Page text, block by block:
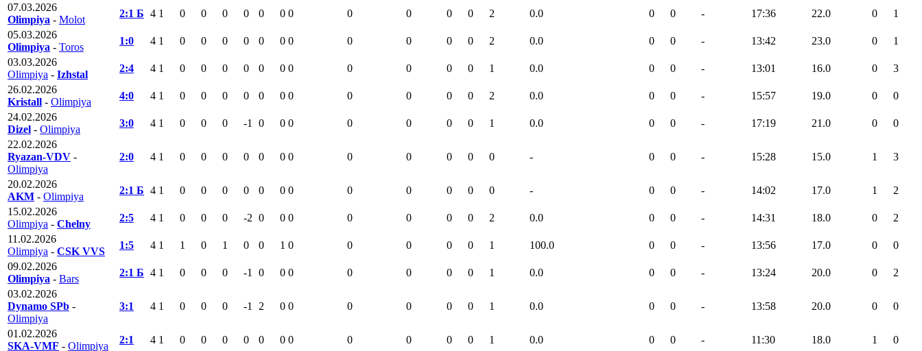
07.03.2026
Olimpiya - Molot
2:1 Б 4 1 0 0 0 0 0 0 0 0 0 0 0 2 0.0 0 0 - 17:36 22.0 0
1
05.03.2026
Olimpiya - Toros
1:0 4 1 0 0 0 0 0 0 0 0 0 0 0 2 0.0 0 0 - 13:42 23.0 0
1
03.03.2026
Olimpiya - Izhstal
2:4 4 1 0 0 0 0 0 0 0 0 0 0 0 1 0.0 0 0 - 13:01 16.0 0
3
26.02.2026
Kristall - Olimpiya
4:0 4 1 0 0 0 0 0 0 0 0 0 0 0 2 0.0 0 0 - 15:57 19.0 0
0
24.02.2026
Dizel - Olimpiya
3:0 4 1 0 0 0 -1 0 0 0 0 0 0 0 1 0.0 0 0 - 17:19 21.0 0
0
22.02.2026
Ryazan-VDV -
Olimpiya
2:0 4 1 0 0 0 0 0 0 0 0 0 0 0 0 - 0 0 - 15:28 15.0 1 3
20.02.2026
AKM - Olimpiya
2:1 Б 4 1 0 0 0 0 0 0 0 0 0 0 0 0 - 0 0 - 14:02 17.0 1
2
15.02.2026
Olimpiya - Chelny
2:5 4 1 0 0 0 -2 0 0 0 0 0 0 0 2 0.0 0 0 - 14:31 18.0 0
2
11.02.2026
Olimpiya - CSK VVS
1:5 4 1 1 0 1 0 0 1 0 0 0 0 0 1 100.0 0 0 - 13:56 17.0 0
0
09.02.2026
Olimpiya - Bars
2:1 Б 4 1 0 0 0 -1 0 0 0 0 0 0 0 1 0.0 0 0 - 13:24 20.0 0
2
03.02.2026
Dynamo SPb -
Olimpiya
3:1 4 1 0 0 0 -1 2 0 0 0 0 0 0 1 0.0 0 0 - 13:58 20.0 0 0
01.02.2026
SKA-VMF - Olimpiya
2:1 4 1 0 0 0 0 0 0 0 0 0 0 0 1 0.0 0 0 - 11:30 18.0 1
0